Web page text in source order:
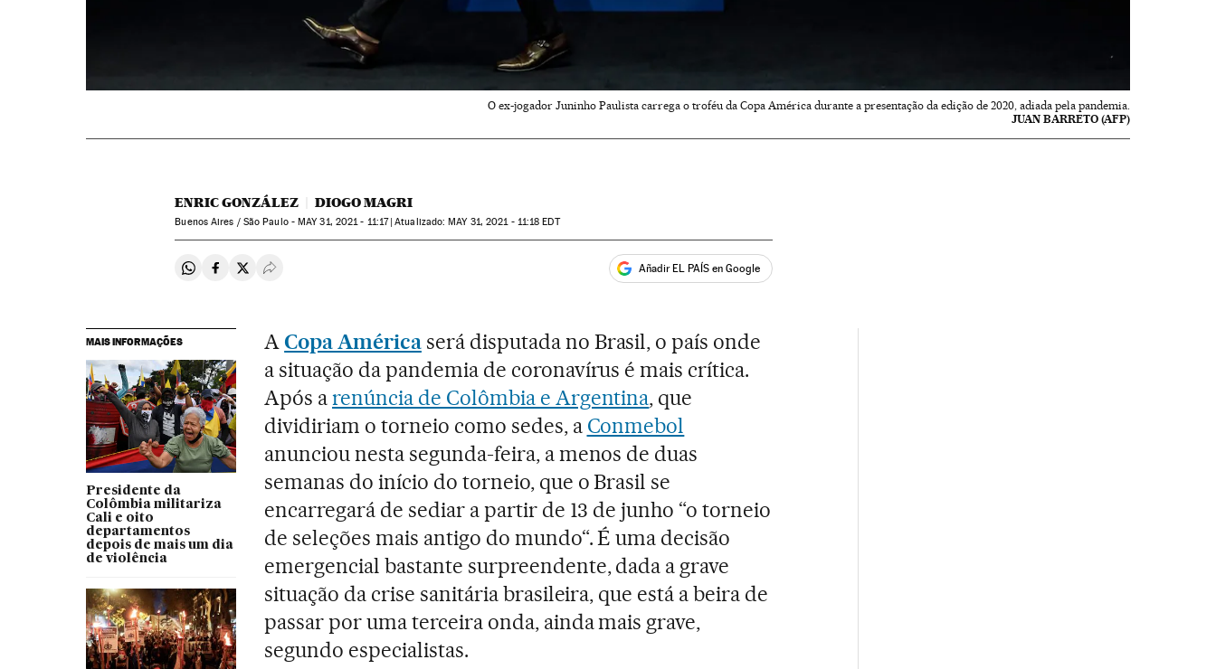
O ex-jogador Juninho Paulista carrega o troféu da Copa América durante a presentação da edição de 2020, adiada pela pandemia.
JUAN BARRETO (AFP)
ENRIC GONZÁLEZ DIOGO MAGRI
Buenos Aires / São Paulo - MAY31, 2021 - 11:17 atualizado: MAY31, 2021 - 11:18 EDT
Compartir en Whatsapp
Compartir en Facebook
Compartir en Twitter
Desplegar Redes Sociales Añadir EL PAÍS en Google
MAIS INFORMAÇÕES
Presidente da
Colômbia militariza
Cali e oito
departamentos
depois de mais um dia
de violência
A Copa Américaserá disputada no Brasil, o país onde
a situação da pandemia de coronavírus é mais crítica.
Após arenúncia de Colômbia e Argentina, que
dividiriam o torneio como sedes, a Conmebol
anunciou nesta segunda-feira, a menos de duas
semanas do início do torneio, que o Brasil se
encarregará de sediar a partir de 13 de junho “o torneio
de seleções mais antigo do mundo“. É uma decisão
emergencial bastante surpreendente, dada a grave
situação da crise sanitária brasileira, que está a beira de
passar por uma terceira onda, ainda mais grave,
segundo especialistas.